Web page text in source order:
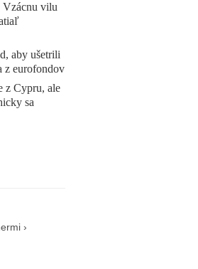
Vzácnu vilu
aby ušetrili
z eurofondov
z Cypru, ale
sa
›